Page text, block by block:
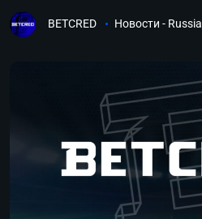
BETCRED Новости - Russia